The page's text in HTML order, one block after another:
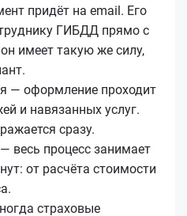
придёт на email. Его
ГИБДД прямо с
имеет такую же силу,
— оформление проходит
и навязанных услуг.
сразу.
весь процесс занимает
от расчёта стоимости
страховые